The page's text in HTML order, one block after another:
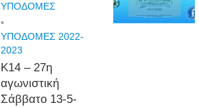
ΥΠΟΔΟΜΕΣ
•
ΥΠΟΔΟΜΕΣ 2022-
2023
Κ14 – 27η
αγωνιστική
Σάββατο 13-5-